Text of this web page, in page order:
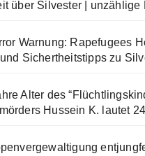
über Silvester | unzählige
Warnung: Rapefugees
Sichertheitstipps zu
Alter des
Hussein K. lautet 24